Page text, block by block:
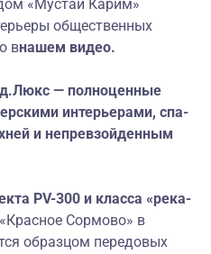
«Мустай Карим»
общественных
внашем видео.
— полноценные
интерьерами, спа-
и непревзойденным
PV-300 и класса «река-
Сормово» в
образцом передовых